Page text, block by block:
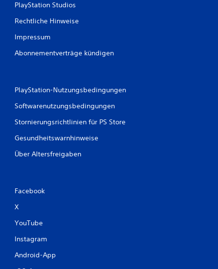
PlayStation Studios
Rechtliche Hinweise
Impressum
Abonnementverträge kündigen
PlayStation-Nutzungsbedingungen
Softwarenutzungsbedingungen
Stornierungsrichtlinien für PS Store
Gesundheitswarnhinweise
Über Altersfreigaben
Facebook
X
YouTube
Instagram
Android-App